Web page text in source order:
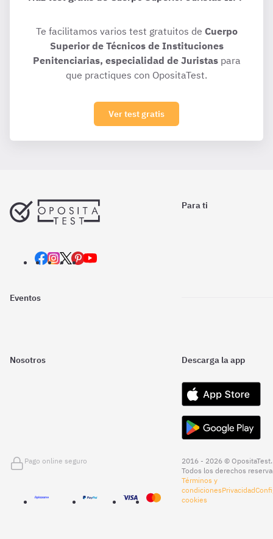
Te facilitamos varios test gratuitos de Cuerpo
Superior de Técnicos de Instituciones
Penitenciarias, especialidad de Juristaspara
que practiques con OpositaTest.
Ver test gratis
Para ti
Eventos
Nosotros Descarga la app
Pago online seguro
2016 - 2026 © OpositaTest.
Todos los derechos
Términos y
condicionesPrivacidad
cookies